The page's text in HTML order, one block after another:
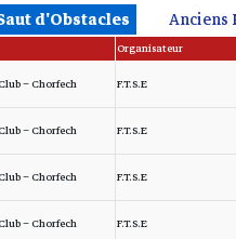
d'Obstacles Anciens
Organisateur
F.T.S.E
– Chorfech
F.T.S.E
– Chorfech
F.T.S.E
– Chorfech
F.T.S.E
– Chorfech